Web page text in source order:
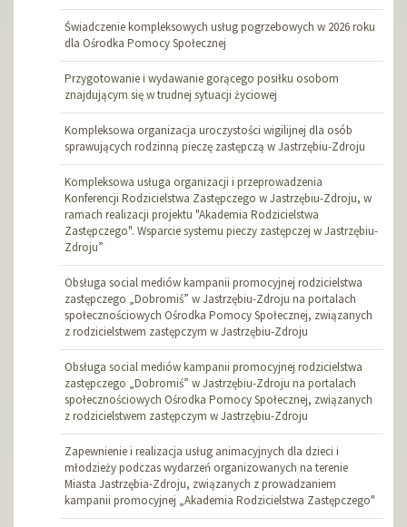
Świadczenie kompleksowych usług pogrzebowych w 2026 roku
dla Ośrodka Pomocy Społecznej
Przygotowanie i wydawanie gorącego posiłku osobom
znajdującym się w trudnej sytuacji życiowej
Kompleksowa organizacja uroczystości wigilijnej dla osób
sprawujących rodzinną pieczę zastępczą w Jastrzębiu-Zdroju
Kompleksowa usługa organizacji i przeprowadzenia
Konferencji Rodzicielstwa Zastępczego w Jastrzębiu-Zdroju, w
ramach realizacji projektu "Akademia Rodzicielstwa
Zastępczego". Wsparcie systemu pieczy zastępczej w Jastrzębiu-
Zdroju”
Obsługa social mediów kampanii promocyjnej rodzicielstwa
zastępczego „Dobromiś” w Jastrzębiu-Zdroju na portalach
społecznościowych Ośrodka Pomocy Społecznej, związanych
z rodzicielstwem zastępczym w Jastrzębiu-Zdroju
Obsługa social mediów kampanii promocyjnej rodzicielstwa
zastępczego „Dobromiś” w Jastrzębiu-Zdroju na portalach
społecznościowych Ośrodka Pomocy Społecznej, związanych
z rodzicielstwem zastępczym w Jastrzębiu-Zdroju
Zapewnienie i realizacja usług animacyjnych dla dzieci i
młodzieży podczas wydarzeń organizowanych na terenie
Miasta Jastrzębia-Zdroju, związanych z prowadzaniem
kampanii promocyjnej „Akademia Rodzicielstwa Zastępczego"